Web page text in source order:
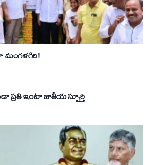
మంగళగిరి!
ఇంటా జాతీయ స్ఫూర్తి